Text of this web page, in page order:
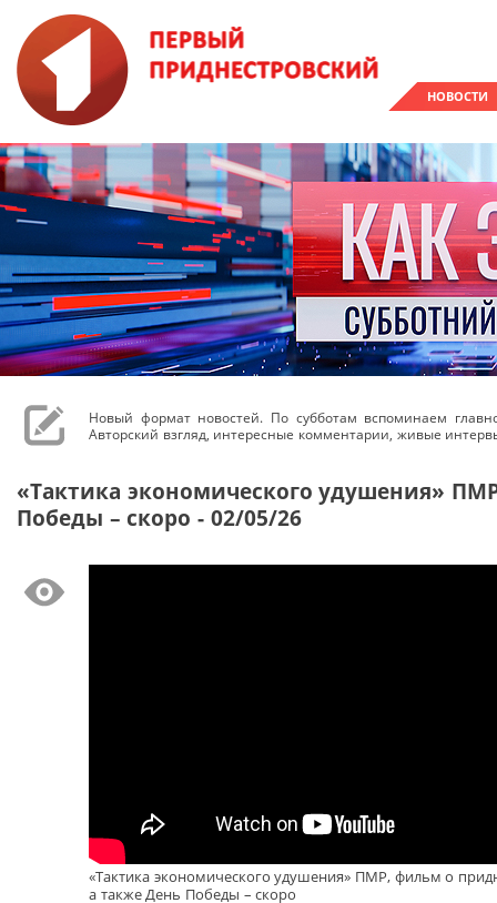
НОВОСТИ
Новый формат новостей. По субботам вспоминаем
Авторский взгляд, интересные комментарии, живые
«Тактика экономического удушения»
Победы – скоро - 02/05/26
«Тактика экономического удушения» ПМР, фильм о
а также День Победы – скоро